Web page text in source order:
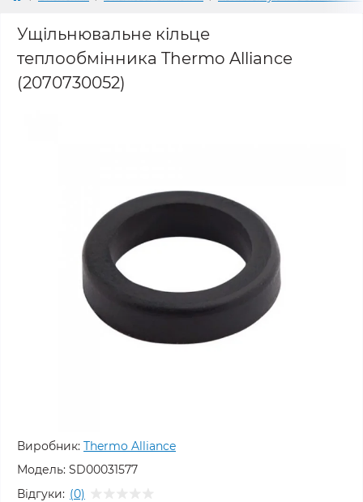
Ущільнювальне кільце
теплообмінника Thermo Alliance
(2070730052)
Виробник: Thermo Alliance
Модель: SD00031577
Відгуки: (0)